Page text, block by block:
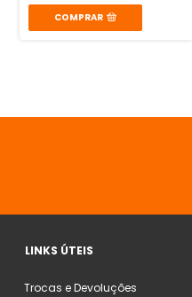
COMPRAR
LINKS ÚTEIS
Trocas e Devoluções